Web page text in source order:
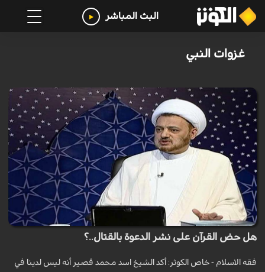
البث المباشر
غزوات النبي
هل حض القرآن على نشر الدعوة بالقتال..؟
فقه الاسلام - خاص الكوثر: أكد الشيخ اسد محمد قصير أنه ليس لدينا في